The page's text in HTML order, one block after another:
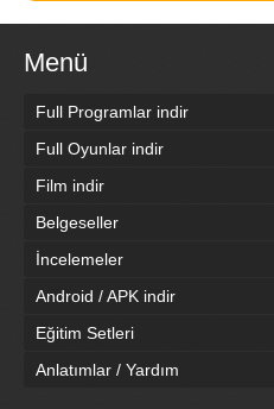
Menü
Full Programlar indir
Full Oyunlar indir
Film indir
Belgeseller
İncelemeler
Android / APK indir
Eğitim Setleri
Anlatımlar / Yardım